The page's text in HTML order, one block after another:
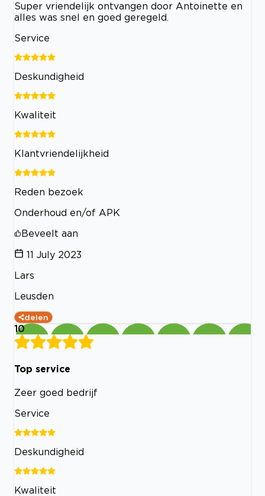
Super vriendelijk ontvangen door Antoinette en
alles was snel en goed geregeld.
Service
Deskundigheid
Kwaliteit
Klantvriendelijkheid
Reden bezoek
Onderhoud en/of APK
Beveelt aan
11 July 2023
Lars
Leusden
delen
10
Top service
Zeer goed bedrijf
Service
Deskundigheid
Kwaliteit